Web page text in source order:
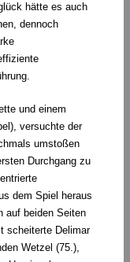
hätte es auch
dennoch
und einem
versuchte der
umstoßen
Durchgang zu
dem Spiel heraus
auf beiden Seiten
scheiterte Delimar
Wetzel (75.),